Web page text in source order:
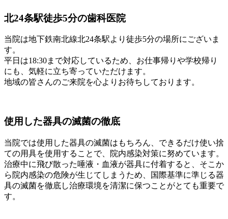
北24条駅徒歩5分の歯科医院
当院は地下鉄南北線北24条駅より徒歩5分の場所にございま
す。
平日は18:30まで対応しているため、お仕事帰りや学校帰り
にも、気軽に立ち寄っていただけます。
地域の皆さんのご来院を心よりお待ちしております。
使用した器具の滅菌の徹底
当院では使用した器具の滅菌はもちろん、できるだけ使い捨
ての用具を使用することで、院内感染対策に努めています。
治療中に飛び散った唾液・血液が器具に付着すると、そこか
ら院内感染の危険が生じてしまうため、国際基準に準じる器
具の滅菌を徹底し治療環境を清潔に保つことがとても重要で
す。